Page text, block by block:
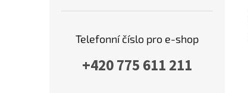
Telefonní číslo pro e-shop
+420 775 611 211